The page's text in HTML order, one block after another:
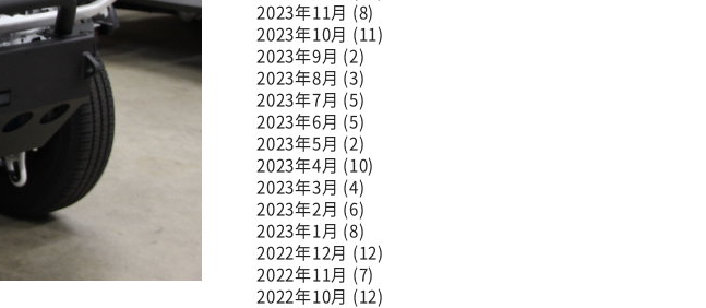
2023年11月 (8)
2023年10月 (11)
2023年9月 (2)
2023年8月 (3)
2023年7月 (5)
2023年6月 (5)
2023年5月 (2)
2023年4月 (10)
2023年3月 (4)
2023年2月 (6)
2023年1月 (8)
2022年12月 (12)
2022年11月 (7)
2022年10月 (12)